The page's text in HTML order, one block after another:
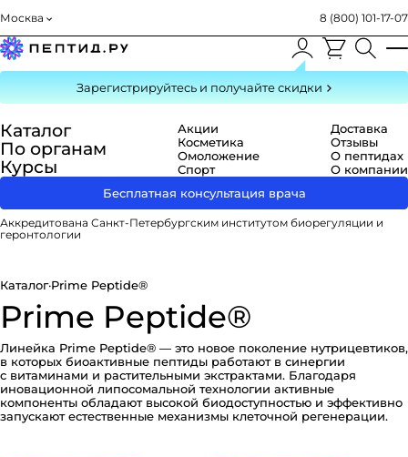
Москва 8 (800) 101-17-07
Зарегистрируйтесь и получайте скидки
Каталог
По органам
Курсы
Акции
Косметика
Омоложение
Спорт
Доставка
Отзывы
О пептидах
О компании
Бесплатная консультация врача
Аккредитована Санкт-Петербургским институтом биорегуляции и
геронтологии
Каталог·Prime Peptide®
Prime Peptide®
Линейка Prime Peptide® — это новое поколение нутрицевтиков,
в которых биоактивные пептиды работают в синергии
с витаминами и растительными экстрактами. Благодаря
иновационной липосомальной технологии активные
компоненты обладают высокой биодоступностью и эффективно
запускают естественные механизмы клеточной регенерации.